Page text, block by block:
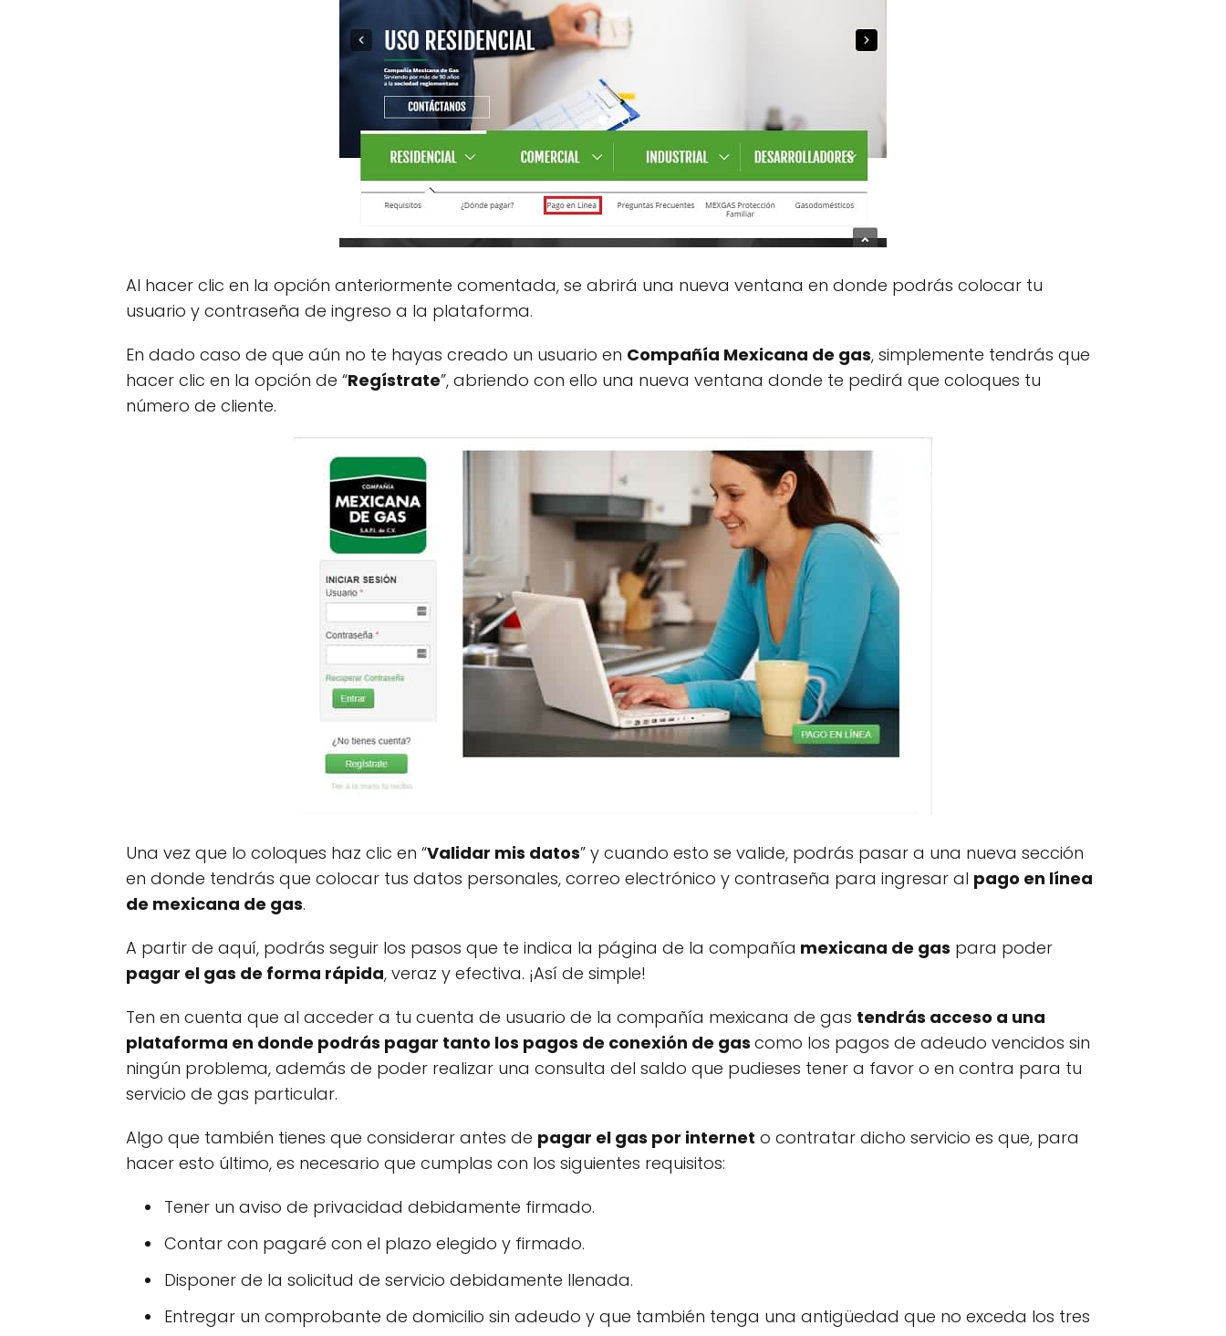
Al hacer clic en la opción anteriormente comentada, se abrirá una nueva ventana en donde podrás colocar tu
usuario y contraseña de ingreso a la plataforma.
En dado caso de que aún no te hayas creado un usuario en Compañía Mexicana de gas, simplemente tendrás que
hacer clic en la opción de “Regístrate”, abriendo con ello una nueva ventana donde te pedirá que coloques tu
número de cliente.
Una vez que lo coloques haz clic en “Validar mis datos” y cuando esto se valide, podrás pasar a una nueva sección
en donde tendrás que colocar tus datos personales, correo electrónico y contraseña para ingresar al pago en línea
de mexicana de gas.
A partir de aquí, podrás seguir los pasos que te indica la página de la compañía mexicana de gas para poder
pagar el gas de forma rápida, veraz y efectiva. ¡Así de simple!
Ten en cuenta que al acceder a tu cuenta de usuario de la compañía mexicana de gas tendrás acceso a una
plataforma en donde podrás pagar tanto los pagos de conexión de gas como los pagos de adeudo vencidos sin
ningún problema, además de poder realizar una consulta del saldo que pudieses tener a favor o en contra para tu
servicio de gas particular.
Algo que también tienes que considerar antes de pagar el gas por internet o contratar dicho servicio es que, para
hacer esto último, es necesario que cumplas con los siguientes requisitos:
Tener un aviso de privacidad debidamente firmado.
Contar con pagaré con el plazo elegido y firmado.
Disponer de la solicitud de servicio debidamente llenada.
Entregar un comprobante de domicilio sin adeudo y que también tenga una antigüedad que no exceda los tres